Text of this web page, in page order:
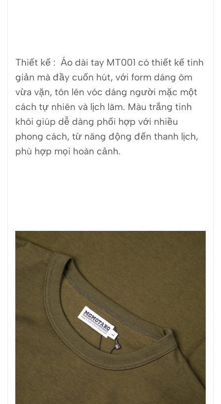
Thiết kế : Áo dài tay MT001 có thiết kế tinh
giản mà đầy cuốn hút, với form dáng ôm
vừa vặn, tôn lên vóc dáng người mặc một
cách tự nhiên và lịch lãm. Màu trắng tinh
khôi giúp dễ dàng phối hợp với nhiều
phong cách, từ năng động đến thanh lịch,
phù hợp mọi hoàn cảnh.